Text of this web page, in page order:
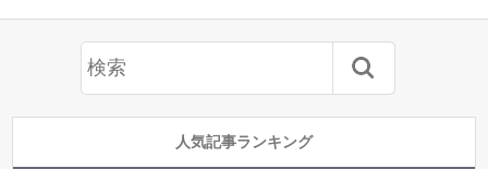
人気記事ランキング